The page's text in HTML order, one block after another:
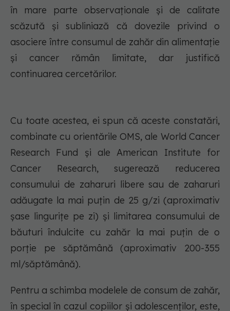
în mare parte observaționale și de calitate
scăzută și subliniază că dovezile privind o
asociere între consumul de zahăr din alimentație
și cancer rămân limitate, dar justifică
continuarea cercetărilor.
Cu toate acestea, ei spun că aceste constatări,
combinate cu orientările OMS, ale World Cancer
Research Fund și ale American Institute for
Cancer Research, sugerează reducerea
consumului de zaharuri libere sau de zaharuri
adăugate la mai puțin de 25 g/zi (aproximativ
șase lingurițe pe zi) și limitarea consumului de
băuturi îndulcite cu zahăr la mai puțin de o
porție pe săptămână (aproximativ 200-355
ml/săptămână).
Pentru a schimba modelele de consum de zahăr,
în special în cazul copiilor și adolescenților, este,